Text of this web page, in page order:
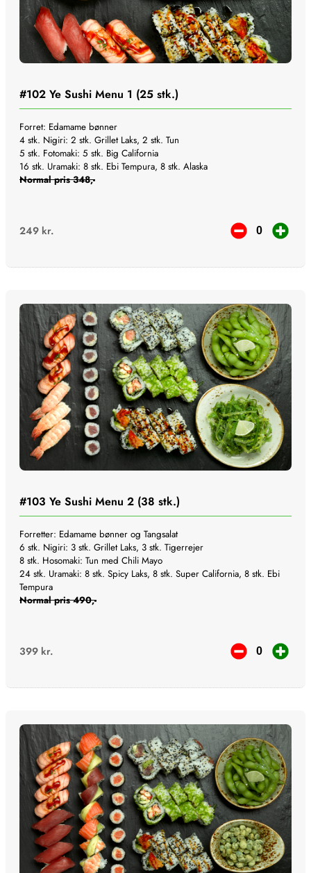
#102 Ye Sushi Menu 1 (25 stk.)
Forret: Edamame bønner
4 stk. Nigiri: 2 stk. Grillet Laks, 2 stk. Tun
5 stk. Fotomaki: 5 stk. Big California
16 stk. Uramaki: 8 stk. Ebi Tempura, 8 stk. Alaska
Normal pris 348,-
249 kr.
#103 Ye Sushi Menu 2 (38 stk.)
Forretter: Edamame bønner og Tangsalat
6 stk. Nigiri: 3 stk. Grillet Laks, 3 stk. Tigerrejer
8 stk. Hosomaki: Tun med Chili Mayo
24 stk. Uramaki: 8 stk. Spicy Laks, 8 stk. Super California, 8 stk. Ebi
Tempura
Normal pris 490,-
399 kr.